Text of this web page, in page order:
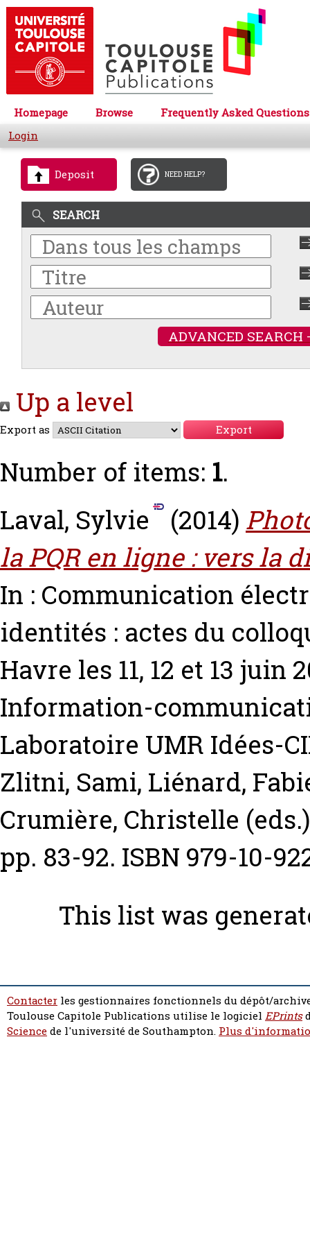
Homepage Browse
Frequently Asked Questions
Login
Deposit NEED HELP?
SEARCH
ADVANCED SEARCH
Up a level
Export as
Number of items: 1.
Laval, Sylvie
(2014)
la PQR en ligne : vers la
In : Communication
identités : actes du
Havre les 11, 12 et 13 juin
Information-
Laboratoire UMR Idées-
Zlitni, Sami, Liénard,
Crumière, Christelle
pp. 83-92. ISBN 979-10-
This list was
Contacter les gestionnaires fonctionnels du dépôt/
Toulouse Capitole Publications utilise le logiciel EPrints
Sciencede l'université de Southampton. Plus